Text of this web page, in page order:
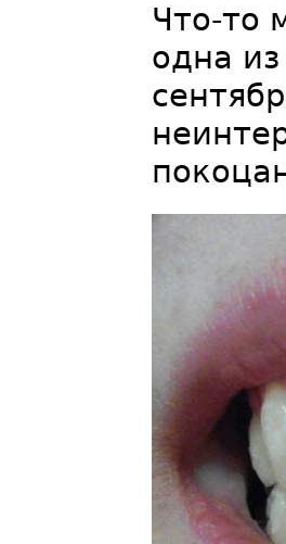
Что-то
одна